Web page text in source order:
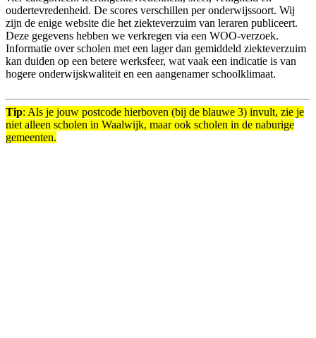
oudertevredenheid. De scores verschillen per onderwijssoort. Wij
zijn de enige website die het ziekteverzuim van leraren publiceert.
Deze gegevens hebben we verkregen via een WOO-verzoek.
Informatie over scholen met een lager dan gemiddeld ziekteverzuim
kan duiden op een betere werksfeer, wat vaak een indicatie is van
hogere onderwijskwaliteit en een aangenamer schoolklimaat.
Tip: Als je jouw postcode hierboven (bij de blauwe 3) invult, zie je
niet alleen scholen in Waalwijk, maar ook scholen in de naburige
gemeenten.